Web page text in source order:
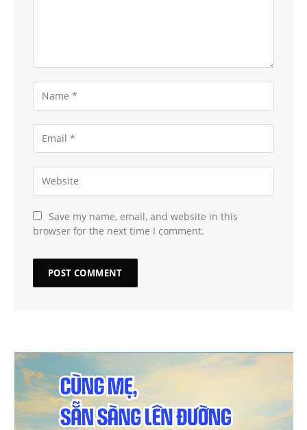
Save my name, email, and website in this
browser for the next time I comment.